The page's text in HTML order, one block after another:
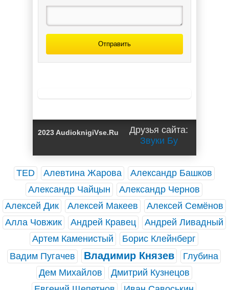
Отправить
2023 AudioknigiVse.Ru
Друзья сайта:
Звуки Бу
TED Алевтина Жарова
Александр Башков
Александр Чайцын
Александр Чернов
Алексей Дик
Алексей Макеев
Алексей Семёнов
Алла Човжик
Андрей Кравец
Андрей Ливадный
Артем Каменистый
Борис Клейнберг
Вадим Пугачев
Владимир Князев
Глубина
Дем Михайлов
Дмитрий Кузнецов